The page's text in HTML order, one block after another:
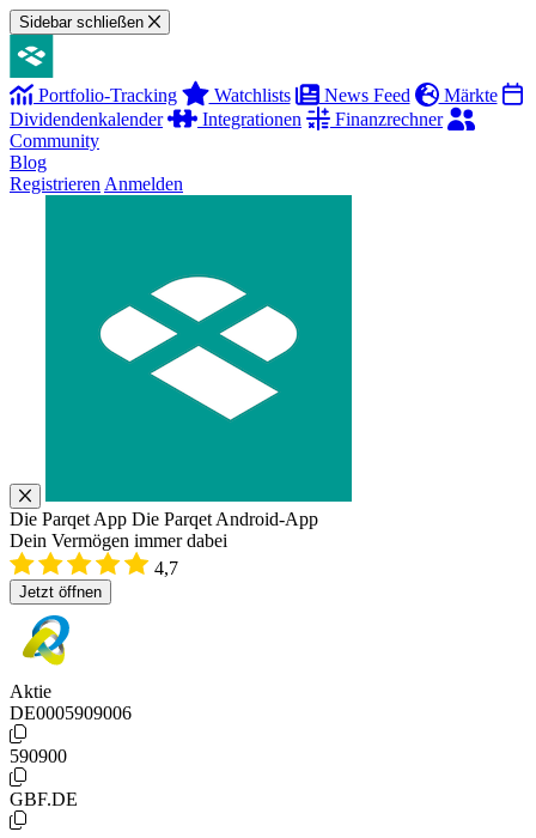
Sidebar schließen
Portfolio-Tracking Watchlists News Feed
Märkte
Dividendenkalender
Integrationen
Finanzrechner
Community
Blog
Registrieren Anmelden
Die Parqet App Die Parqet Android-App
Dein Vermögen immer dabei
4,7
Jetzt öffnen
Aktie
DE0005909006
590900
GBF.DE